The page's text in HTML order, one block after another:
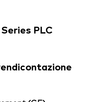
PLC